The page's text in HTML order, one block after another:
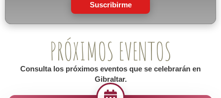
Suscribirme
PRÓXIMOS EVENTOS
Consulta los próximos eventos que se celebrarán en
Gibraltar.